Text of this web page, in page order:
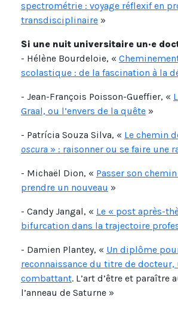
spectrométrie : voyage réflexif en
transdisciplinaire »
Si une nuit universitaire un·e
- Hélène Bourdeloie, «
scolastique : de la fascination à la
- Jean-François Poisson-Gueffier, «
Graal, ou l’envers de la quête »
- Patrícia Souza Silva, « Le chemin
oscura » : raisonner ou se faire une
- Michaël Dion, « Passer son chemin
prendre un nouveau »
- Candy Jangal, « Le « post après-
bifurcation dans la trajectoire
- Damien Plantey, « Un diplôme
reconnaissance du titre de docteur,
combattant. L’art d’être et paraître
l’anneau de Saturne »